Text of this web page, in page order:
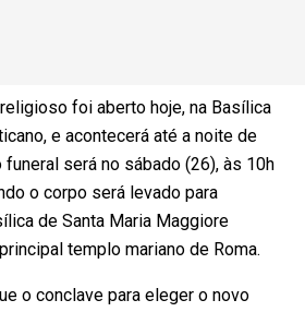
foi aberto hoje, na Basílica
e acontecerá até a noite de
será no sábado (26), às 10h
o corpo será levado para
de Santa Maria Maggiore
templo mariano de Roma.
o conclave para eleger o novo